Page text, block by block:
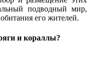
подводный мир,
его жителей.
и кораллы?